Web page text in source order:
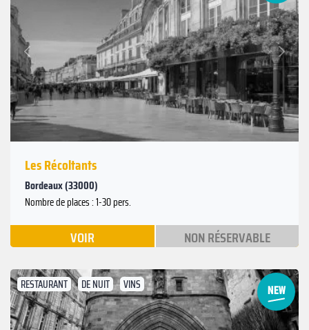
Précédent
Suivant
Les Récoltants
Bordeaux (33000)
Nombre de places : 1-30 pers.
VOIR NON RÉSERVABLE
RESTAURANT DE NUIT VINS